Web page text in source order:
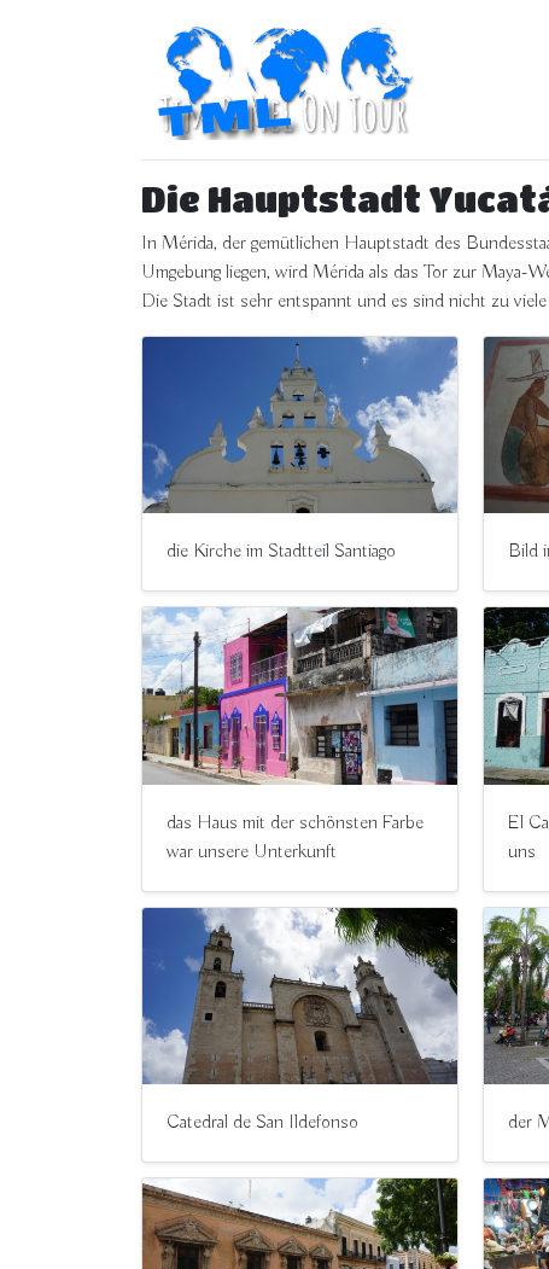
Die Hauptstadt
In Mérida, der gemütlichen Hauptstadt des
Umgebung liegen, wird Mérida als das Tor zur Maya-
Die Stadt ist sehr entspannt und es sind nicht zu
die Kirche im Stadtteil Santiago
das Haus mit der schönsten Farbe
war unsere Unterkunft
Catedral de San Ildefonso
Bild
El
uns
der